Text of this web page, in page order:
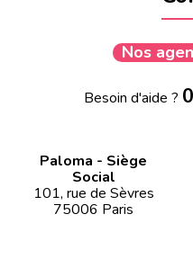
Nos
Besoin d'aide ?
Paloma - Siège
Social
101, rue de Sèvres
75006 Paris